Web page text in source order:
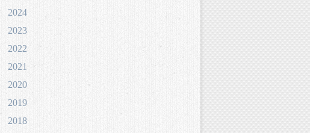
2024
2023
2022
2021
2020
2019
2018